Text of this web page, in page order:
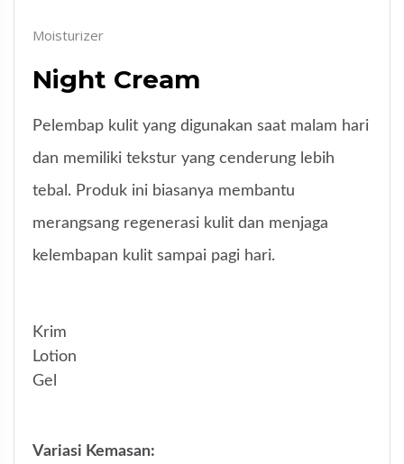
Moisturizer
Night Cream
Pelembap kulit yang digunakan saat malam hari
dan memiliki tekstur yang cenderung lebih
tebal. Produk ini biasanya membantu
merangsang regenerasi kulit dan menjaga
kelembapan kulit sampai pagi hari.
Krim
Lotion
Gel
Variasi Kemasan: